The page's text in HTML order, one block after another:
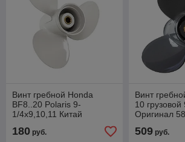
Винт гребной Honda
BF8..20 Polaris 9-
1/4x9,10,11 Китай
180 руб.
Винт
10 грузовой
Оригинал
509руб.